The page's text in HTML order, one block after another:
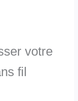
votre
fil